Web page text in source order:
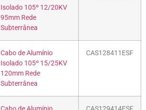
Isolado 105º 12/20KV
95mm Rede
Subterrânea
Cabo de Alumínio
Isolado 105º 15/25KV
120mm Rede
Subterrânea
CAS128411ESF